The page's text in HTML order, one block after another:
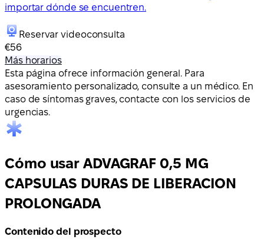
importar dónde se encuentren.
Reservar videoconsulta
€56
Más horarios
Esta página ofrece información general. Para
asesoramiento personalizado, consulte a un médico. En
caso de síntomas graves, contacte con los servicios de
urgencias.
Cómo usar ADVAGRAF 0,5 MG
CAPSULAS DURAS DE LIBERACION
PROLONGADA
Contenido del prospecto